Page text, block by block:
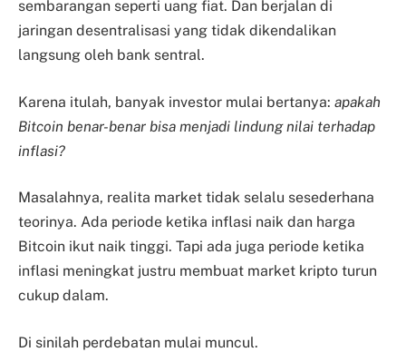
sembarangan seperti uang fiat. Dan berjalan di
jaringan desentralisasi yang tidak dikendalikan
langsung oleh bank sentral.
Karena itulah, banyak investor mulai bertanya: apakah
Bitcoin benar-benar bisa menjadi lindung nilai terhadap
inflasi?
Masalahnya, realita market tidak selalu sesederhana
teorinya. Ada periode ketika inflasi naik dan harga
Bitcoin ikut naik tinggi. Tapi ada juga periode ketika
inflasi meningkat justru membuat market kripto turun
cukup dalam.
Di sinilah perdebatan mulai muncul.